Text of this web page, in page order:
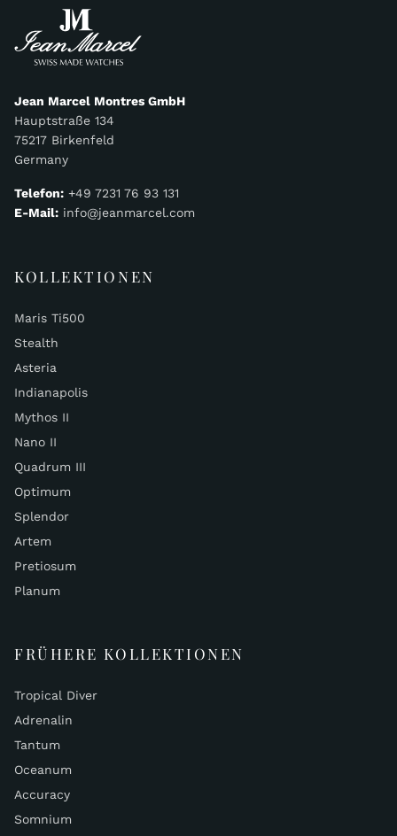
Jean Marcel Montres GmbH
Hauptstraße 134
75217 Birkenfeld
Germany
Telefon: +49 7231 76 93 131
E-Mail: info@jeanmarcel.com
KOLLEKTIONEN
Maris Ti500
Stealth
Asteria
Indianapolis
Mythos II
Nano II
Quadrum III
Optimum
Splendor
Artem
Pretiosum
Planum
FRÜHERE KOLLEKTIONEN
Tropical Diver
Adrenalin
Tantum
Oceanum
Accuracy
Somnium